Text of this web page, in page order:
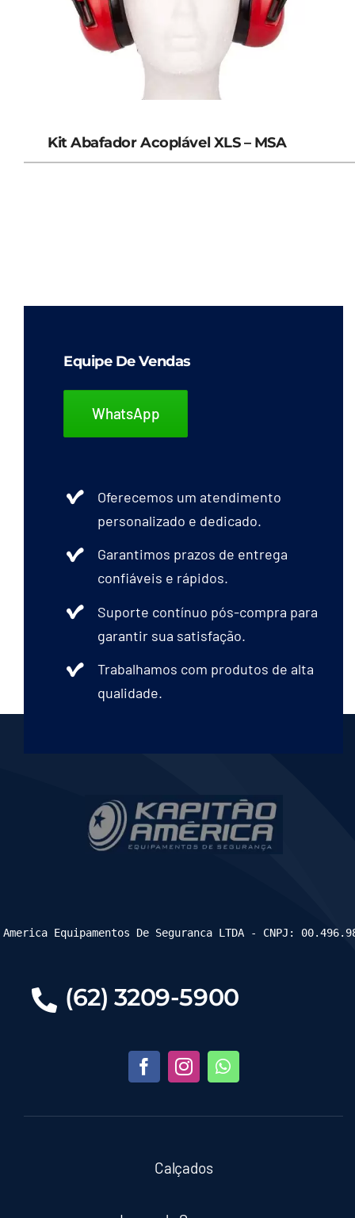
Kit Abafador Acoplável XLS – MSA
Equipe De Vendas
WhatsApp
Oferecemos um atendimento
personalizado e dedicado.
Garantimos prazos de entrega
confiáveis e rápidos.
Suporte contínuo pós-compra para
garantir sua satisfação.
Trabalhamos com produtos de alta
qualidade.
(62) 3209-5900
Calçados
Equipamentos De Seguranca LTDA - CNPJ: